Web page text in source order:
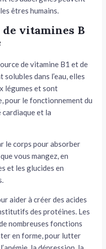
êtres humains.
de vitamines B
de vitamine B1 et de
dans l’eau, elles
légumes et sont
pour le fonctionnement du
cardiaque et la
le corps pour absorber
vous mangez, en
et les glucides en
aider à créer des acides
des protéines. Les
nombreuses fonctions
en forme, pour lutter